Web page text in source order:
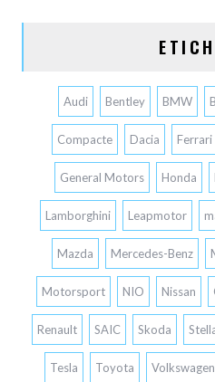
Audi Bentley BMW
Compacte Dacia Ferrari
General Motors Honda
Lamborghini Leapmotor
Mazda Mercedes-Benz
Motorsport NIO Nissan
Renault SAIC Skoda
Tesla Toyota Volkswagen